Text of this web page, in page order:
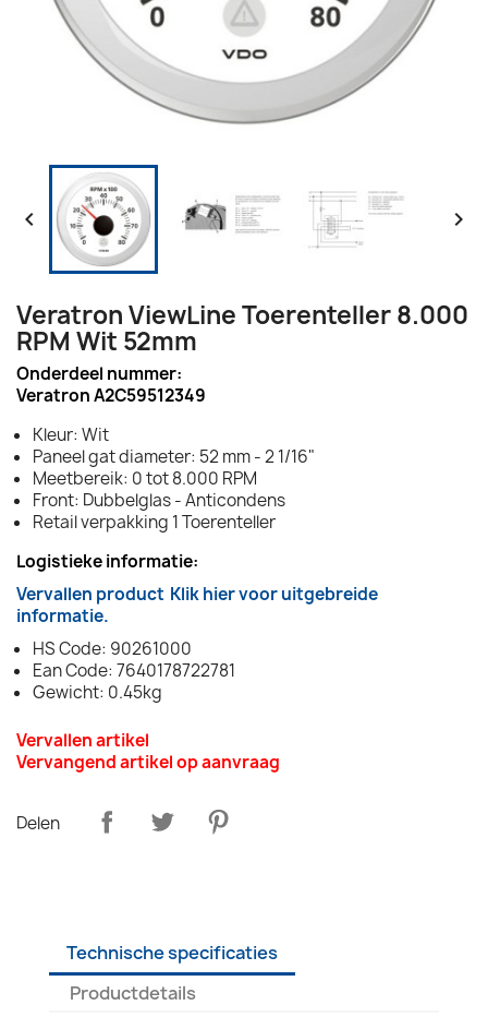
 
Veratron ViewLine Toerenteller 8.000
RPM Wit 52mm
Onderdeel nummer:
Veratron A2C59512349
Kleur: Wit
Paneel gat diameter: 52 mm - 2 1/16"
Meetbereik: 0 tot 8.000 RPM
Front: Dubbelglas - Anticondens
Retail verpakking 1 Toerenteller
Logistieke informatie:
Vervallen product Klik hier voor uitgebreide
informatie.
HS Code: 90261000
Ean Code: 7640178722781
Gewicht: 0.45kg
Vervallen artikel
Vervangend artikel op aanvraag
Delen
Technische specificaties
Productdetails